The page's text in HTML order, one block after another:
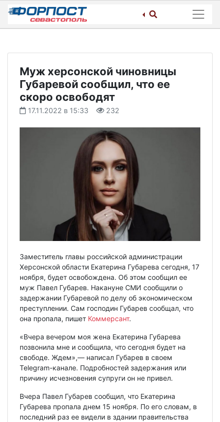
Skip
content
Муж херсонской чиновницы
Губаревой сообщил, что ее
скоро освободят
17.11.2022 в 15:33 232
Заместитель главы российской администрации
Херсонской области Екатерина Губарева сегодня, 17
ноября, будет освобождена. Об этом сообщил ее
муж Павел Губарев. Накануне СМИ сообщили о
задержании Губаревой по делу об экономическом
преступлении. Сам господин Губарев сообщал, что
она пропала, пишет Коммерсант.
«Вчера вечером моя жена Екатерина Губарева
позвонила мне и сообщила, что сегодня будет на
свободе. Ждем»,— написал Губарев в своем
Telegram-канале. Подробностей задержания или
причину исчезновения супруги он не привел.
Вчера Павел Губарев сообщил, что Екатерина
Губарева пропала днем 15 ноября. По его словам, в
последний раз ее видели в здании правительства